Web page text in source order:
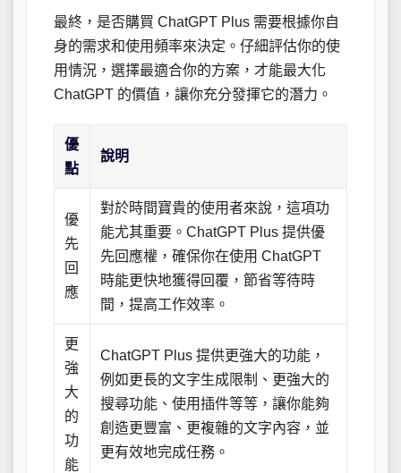
最終，是否購買 ChatGPT Plus 需要根據你自
身的需求和使用頻率來決定。仔細評估你的使
用情況，選擇最適合你的方案，才能最大化
ChatGPT 的價值，讓你充分發揮它的潛力。
優
點
說明
優
先
回
應
對於時間寶貴的使用者來說，這項功
能尤其重要。ChatGPT Plus 提供優
先回應權，確保你在使用 ChatGPT
時能更快地獲得回覆，節省等待時
間，提高工作效率。
更
強
大
的
功
能
ChatGPT Plus 提供更強大的功能，
例如更長的文字生成限制、更強大的
搜尋功能、使用插件等等，讓你能夠
創造更豐富、更複雜的文字內容，並
更有效地完成任務。